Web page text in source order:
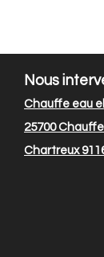
Nous
Chauffe eau
25700Chauffe
Chartreux